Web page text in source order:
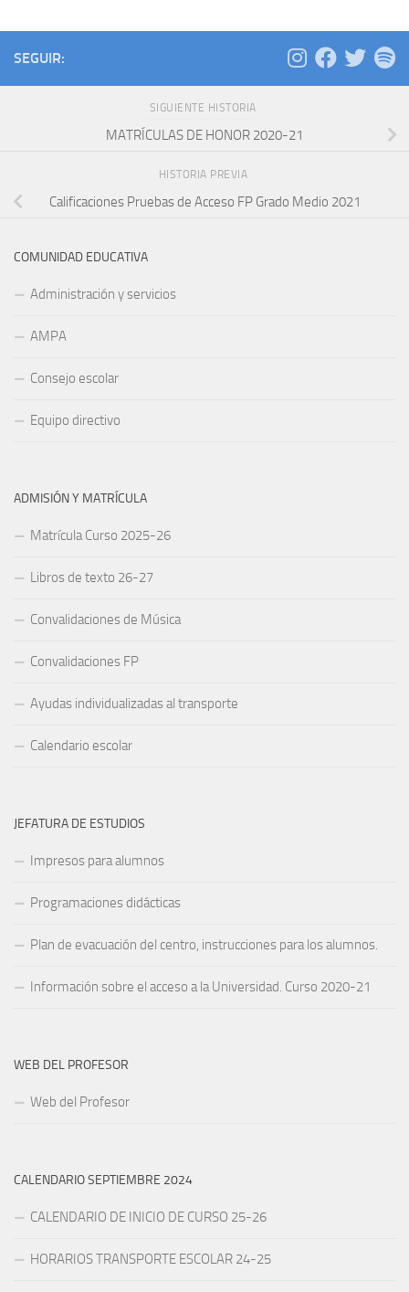
SEGUIR:
SIGUIENTE HISTORIA
MATRÍCULAS DE HONOR 2020-21
HISTORIA PREVIA
Calificaciones Pruebas de Acceso FP Grado Medio 2021
COMUNIDAD EDUCATIVA
Administración y servicios
AMPA
Consejo escolar
Equipo directivo
ADMISIÓN Y MATRÍCULA
Matrícula Curso 2025-26
Libros de texto 26-27
Convalidaciones de Música
Convalidaciones FP
Ayudas individualizadas al transporte
Calendario escolar
JEFATURA DE ESTUDIOS
Impresos para alumnos
Programaciones didácticas
Plan de evacuación del centro, instrucciones para los alumnos.
Información sobre el acceso a la Universidad. Curso 2020-21
WEB DEL PROFESOR
Web del Profesor
CALENDARIO SEPTIEMBRE 2024
CALENDARIO DE INICIO DE CURSO 25-26
HORARIOS TRANSPORTE ESCOLAR 24-25